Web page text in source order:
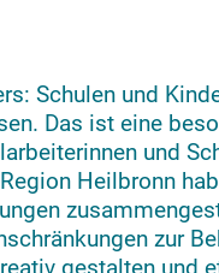
Schulen und
Das ist eine
und
Heilbronn
zur
gestalten und